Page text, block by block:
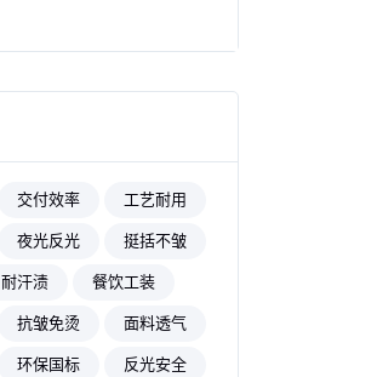
交付效率
工艺耐用
夜光反光
挺括不皱
耐汗渍
餐饮工装
抗皱免烫
面料透气
环保国标
反光安全